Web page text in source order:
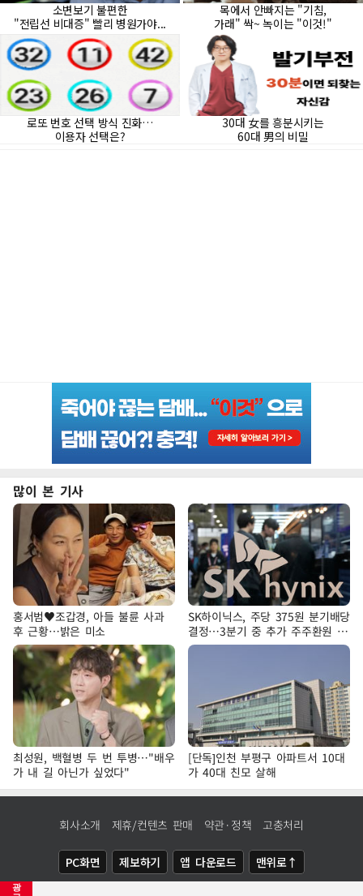
광
많이 본 기사
홍서범♥조갑경, 아들 불륜 사과
후 근황…밝은 미소
SK하이닉스, 주당 375원 분기배당
결정…3분기 중 추가 주주환원 발
표
최성원, 백혈병 두 번 투병…"배우
가 내 길 아닌가 싶었다"
[단독]인천 부평구 아파트서 10대
가 40대 친모 살해
회사소개 제휴/컨텐츠 판매 약관·정책 고충처리
PC화면 제보하기 앱 다운로드 맨위로↑